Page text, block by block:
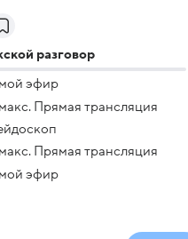
разговор
эфир
Прямая трансляция
Прямая трансляция
эфир